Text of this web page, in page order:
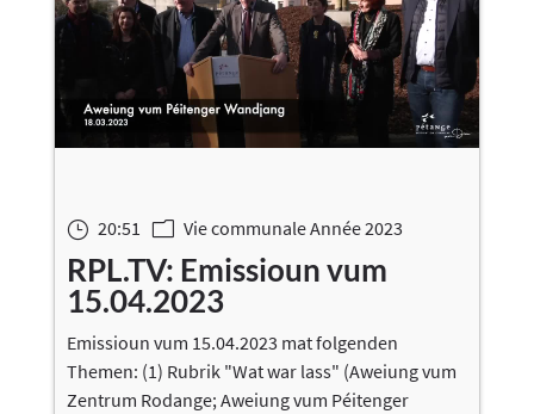
} 20:51 m Vie communale Année 2023
RPL.TV: Emissioun vum
15.04.2023
Emissioun vum 15.04.2023 mat folgenden
Themen: (1) Rubrik "Wat war lass" (Aweiung vum
Zentrum Rodange; Aweiung vum Péitenger